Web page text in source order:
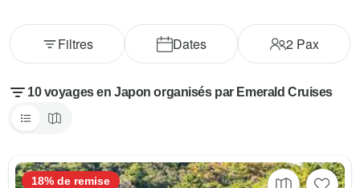
Dates 2Pax
Filtres
10 voyages en Japon organisés par Emerald Cruises
18% de remise